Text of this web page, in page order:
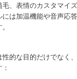
、表情のカスタマイ
には加温機能や音声応
性的な目的だけでなく